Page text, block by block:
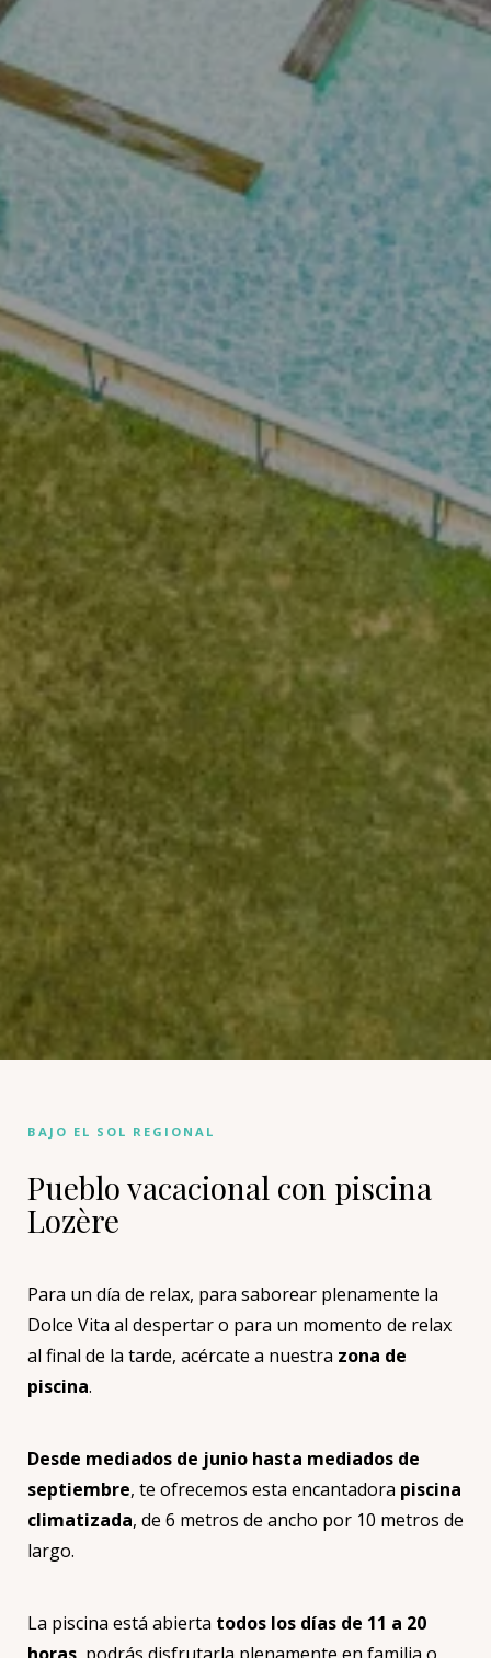
BAJO EL SOL REGIONAL
Pueblo vacacional con piscina
Lozère
Para un día de relax, para saborear plenamente la
Dolce Vita al despertar o para un momento de relax
al final de la tarde, acércate a nuestra zona de
piscina.
Desde mediados de junio hasta mediados de
septiembre, te ofrecemos esta encantadora piscina
climatizada, de 6 metros de ancho por 10 metros de
largo.
La piscina está abierta todos los días de 11 a 20